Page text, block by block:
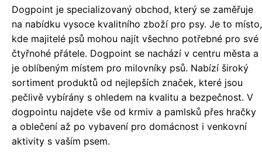
Dogpoint je specializovaný obchod, který se zaměřuje
na nabídku vysoce kvalitního zboží pro psy. Je to místo,
kde majitelé psů mohou najít všechno potřebné pro své
čtyřnohé přátele. Dogpoint se nachází v centru města a
je oblíbeným místem pro milovníky psů. Nabízí široký
sortiment produktů od nejlepších značek, které jsou
pečlivě vybírány s ohledem na kvalitu a bezpečnost. V
dogpointu najdete vše od krmiv a pamlsků přes hračky
a oblečení až po vybavení pro domácnost i venkovní
aktivity s vaším psem.